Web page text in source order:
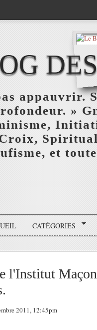
appauvrir.
»
et
CATÉGORIES
l'Institut
2011, 12:45pm